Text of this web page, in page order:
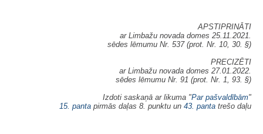
APSTIPRINĀTI
ar Limbažu novada domes 25.11.2021.
sēdes lēmumu Nr. 537 (prot. Nr. 10, 30. §)
PRECIZĒTI
ar Limbažu novada domes 27.01.2022.
sēdes lēmumu Nr. 91 (prot. Nr. 1, 93. §)
Izdoti saskaņā ar likuma "Par pašvaldībām"
15. panta pirmās daļas 8. punktu un 43. panta trešo daļu